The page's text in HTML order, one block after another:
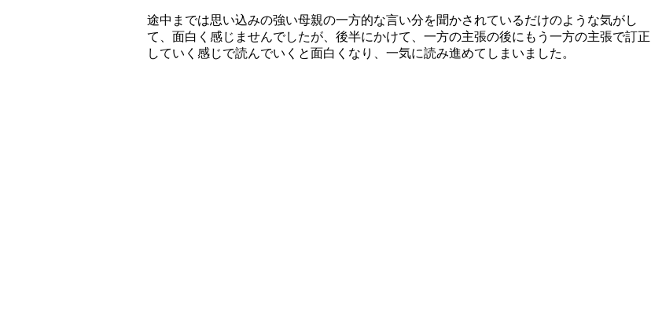
途中までは思い込みの強い母親の一方的な言い分を聞かされているだけのような気がし
て、面白く感じませんでしたが、後半にかけて、一方の主張の後にもう一方の主張で訂正
していく感じで読んでいくと面白くなり、一気に読み進めてしまいました。